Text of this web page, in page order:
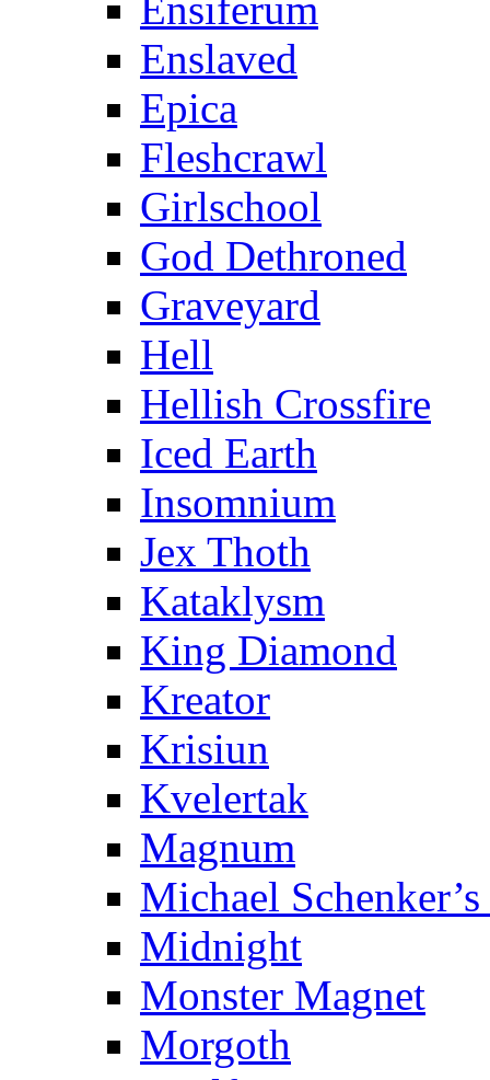
Enslaved
Epica
Fleshcrawl
Girlschool
God Dethroned
Graveyard
Hell
Hellish Crossfire
Iced Earth
Insomnium
Jex Thoth
Kataklysm
King Diamond
Kreator
Krisiun
Kvelertak
Magnum
Michael
Midnight
Monster Magnet
Morgoth